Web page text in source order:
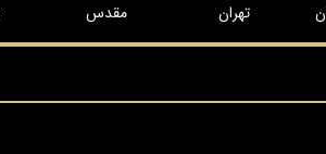
تهران مقدس